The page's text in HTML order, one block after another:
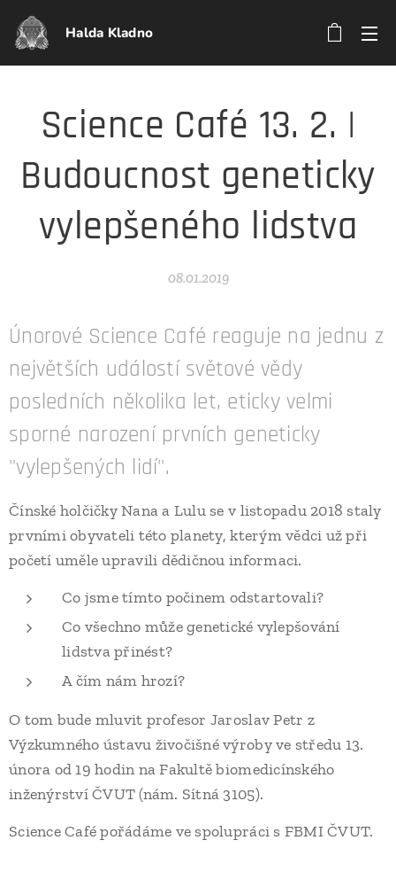
Halda Kladno
Science Café 13. 2. |
Budoucnost geneticky
vylepšeného lidstva
08.01.2019
Únorové Science Café reaguje na jednu z
největších událostí světové vědy
posledních několika let, eticky velmi
sporné narození prvních geneticky
"vylepšených lidí".
Čínské holčičky Nana a Lulu se v listopadu 2018 staly
prvními obyvateli této planety, kterým vědci už při
početí uměle upravili dědičnou informaci.
Co jsme tímto počinem odstartovali?
Co všechno může genetické vylepšování
lidstva přinést?
A čím nám hrozí?
O tom bude mluvit profesor Jaroslav Petr z
Výzkumného ústavu živočišné výroby ve středu 13.
února od 19 hodin na Fakultě biomedicínského
inženýrství ČVUT (nám. Sítná 3105).
Science Café pořádáme ve spolupráci s FBMI ČVUT.